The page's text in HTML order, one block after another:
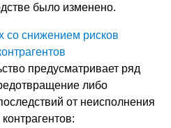
было изменено.
со снижением рисков
предусматривает ряд
либо
от неисполнения